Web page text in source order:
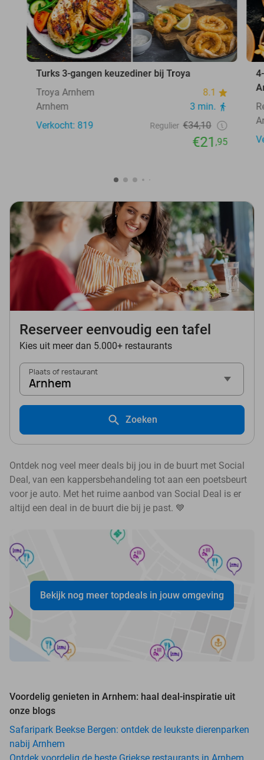
Turks 3-gangen keuzediner bij Troya
Troya Arnhem
8.1
Arnhem
3 min.
Verkocht: 819
Regulier €34,10
€21,95
Reserveer eenvoudig een tafel
Kies uit meer dan 5.000+ restaurants
Plaats of restaurant
Arnhem
Zoeken
Ontdek nog veel meer deals bij jou in de buurt met Social
Deal, van een kappersbehandeling tot aan een poetsbeurt
voor je auto. Met het ruime aanbod van Social Deal is er
altijd een deal in de buurt die bij je past. 💙
Bekijk nog meer topdeals in jouw omgeving
Voordelig genieten in Arnhem: haal deal-inspiratie uit
onze blogs
Safaripark Beekse Bergen: ontdek de leukste dierenparken
nabij Arnhem
Ontdek voordelig de beste Griekse restaurants in Arnhem